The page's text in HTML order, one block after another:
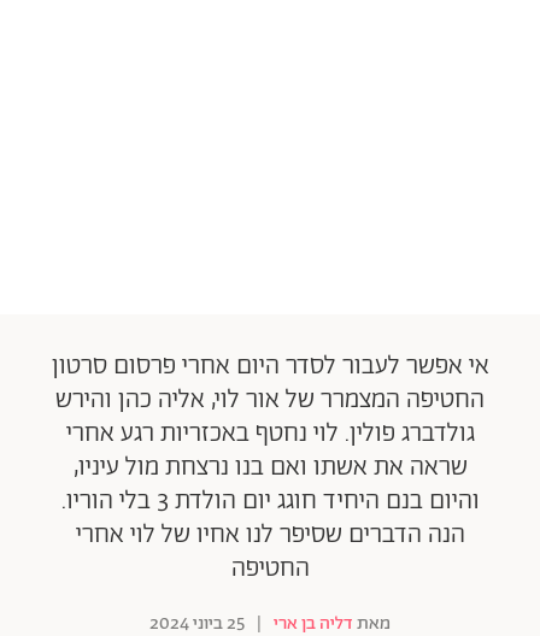
אי אפשר לעבור לסדר היום אחרי פרסום סרטון
החטיפה המצמרר של אור לוי, אליה כהן והירש
גולדברג פולין. לוי נחטף באכזריות רגע אחרי
שראה את אשתו ואם בנו נרצחת מול עיניו,
והיום בנם היחיד חוגג יום הולדת 3 בלי הוריו.
הנה הדברים שסיפר לנו אחיו של לוי אחרי
החטיפה
מאתדליה בן ארי | 25 ביוני 2024